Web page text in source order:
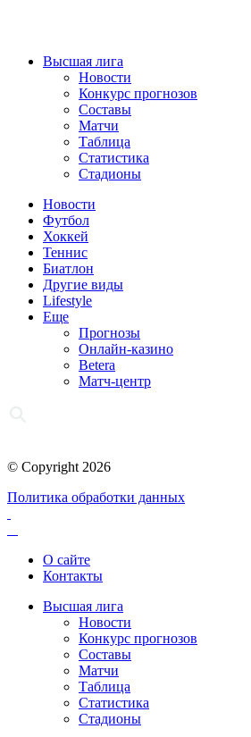
Высшая лига
Новости
Конкурс прогнозов
Составы
Матчи
Таблица
Статистика
Стадионы
Новости
Футбол
Хоккей
Теннис
Биатлон
Другие виды
Lifestyle
Еще
Прогнозы
Онлайн-казино
Betera
Матч-центр
© Copyright 2026
Политика обработки данных
О сайте
Контакты
Высшая лига
Новости
Конкурс прогнозов
Составы
Матчи
Таблица
Статистика
Стадионы